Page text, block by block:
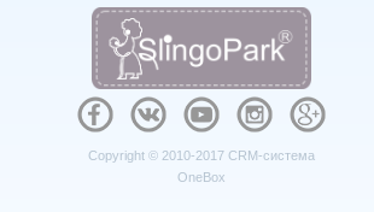
Copyright © 2010-2017 CRM-система
OneBox